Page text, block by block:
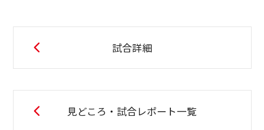
試合詳細
見どころ・試合レポート一覧